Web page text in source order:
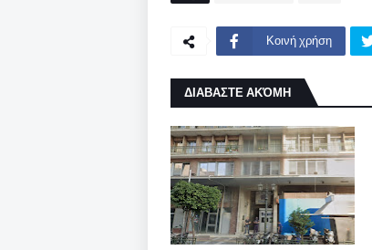
Κοινή χρήση
ΔΙΑΒΑΣΤΕ ΑΚΌΜΗ